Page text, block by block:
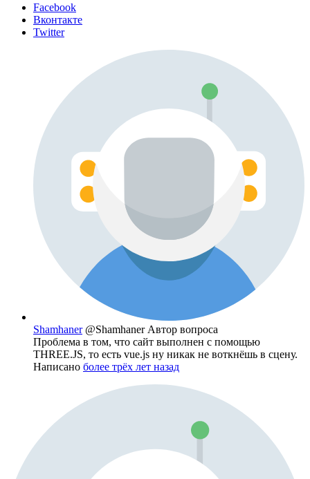
Facebook
Вконтакте
Twitter
Shamhaner @Shamhaner Автор вопроса
Проблема в том, что сайт выполнен с помощью
THREE.JS, то есть vue.js ну никак не воткнёшь в сцену.
Написано более трёх лет назад